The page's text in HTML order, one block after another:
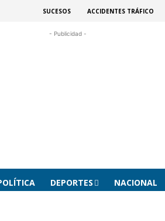
SUCESOS ACCIDENTES TRÁFICO
- Publicidad -
DEPORTES NACIONAL